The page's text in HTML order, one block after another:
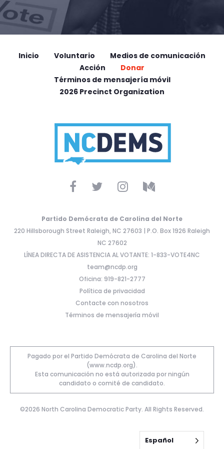
Inicio Voluntario
Medios de comunicación
Acción
Donar
Términos de mensajería móvil
2026 Precinct Organization
Partido Demócrata de Carolina del Norte
220 Hillsborough Street Raleigh, NC 27603 | P.O. Box 1926 Raleigh
NC 27602
LÍNEA DIRECTA DE ASISTENCIA AL VOTANTE: 1-833-VOTE4NC
team@ncdp.org
Oficina: 919-821-2777
Política de privacidad
Contacte con nosotros
Términos de mensajería móvil
Pagado por el Partido Demócrata de Carolina del Norte
(www.ncdp.org).
Esta comunicación no está autorizada por ningún
candidato o comité de candidato.
©2026 North Carolina Democratic Party. All Rights Reserved.
Español